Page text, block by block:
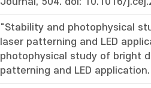
"Stability and photophysical
laser patterning and LED
photophysical study of bright
patterning and LED